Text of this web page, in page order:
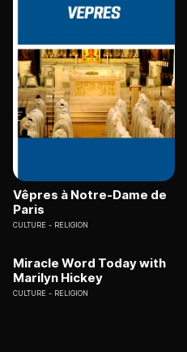
Vêpres à Notre-Dame de
Paris
CULTURE RELIGION
Miracle Word Today with
Marilyn Hickey
CULTURE RELIGION